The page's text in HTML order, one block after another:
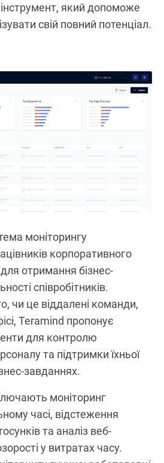
який допоможе
свій повний потенціал.
моніторингу
корпоративного
отримання бізнес-
співробітників.
чи це віддалені команди,
Teramind пропонує
для контролю
та підтримки їхньої
завданнях.
моніторинг
часі, відстеження
та аналіз веб-
у витратах часу.